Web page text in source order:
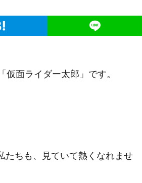
面ライダー太郎」です。
たちも、見ていて熱くなれませ